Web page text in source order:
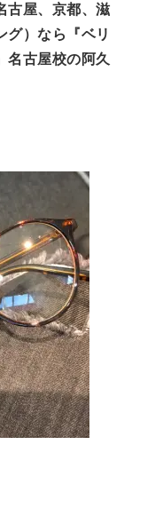
古屋、京都、滋
グ）なら『ベリ
名古屋校の阿久